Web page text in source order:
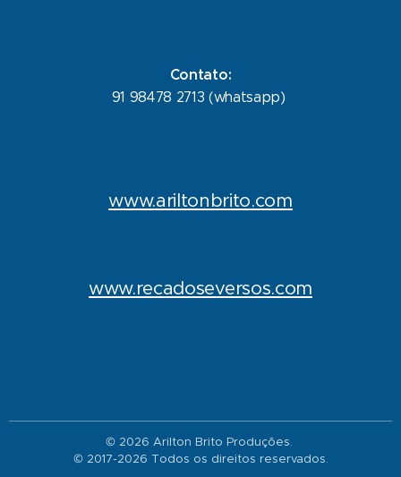
Contato:
91 98478 2713 (whatsapp)
www.ariltonbrito.com
www.recadoseversos.com
© 2026 Arilton Brito Produções.
© 2017-2026 Todos os direitos reservados.